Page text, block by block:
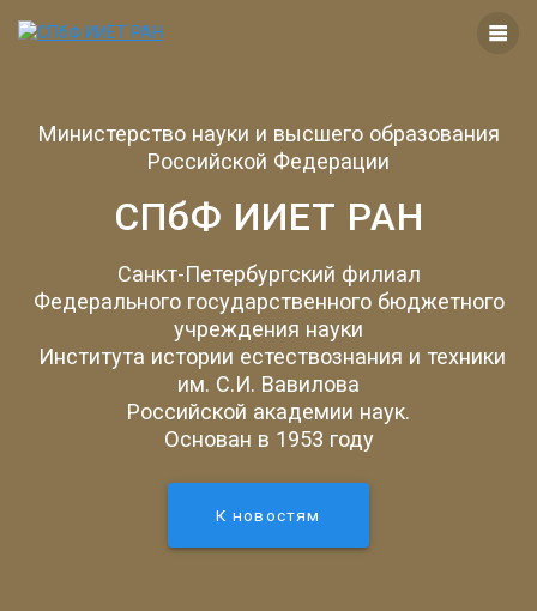
Министерство науки и высшего образования
Российской Федерации
СПбФ ИИЕТ РАН
Санкт-Петербургский филиал
Федерального государственного бюджетного
учреждения науки
Института истории естествознания и техники
им. С.И. Вавилова
Российской академии наук.
Основан в 1953 году
К новостям